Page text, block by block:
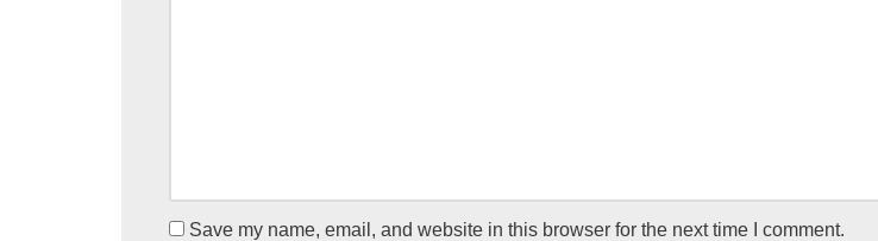
Save my name, email, and website in this browser for the next time I comment.